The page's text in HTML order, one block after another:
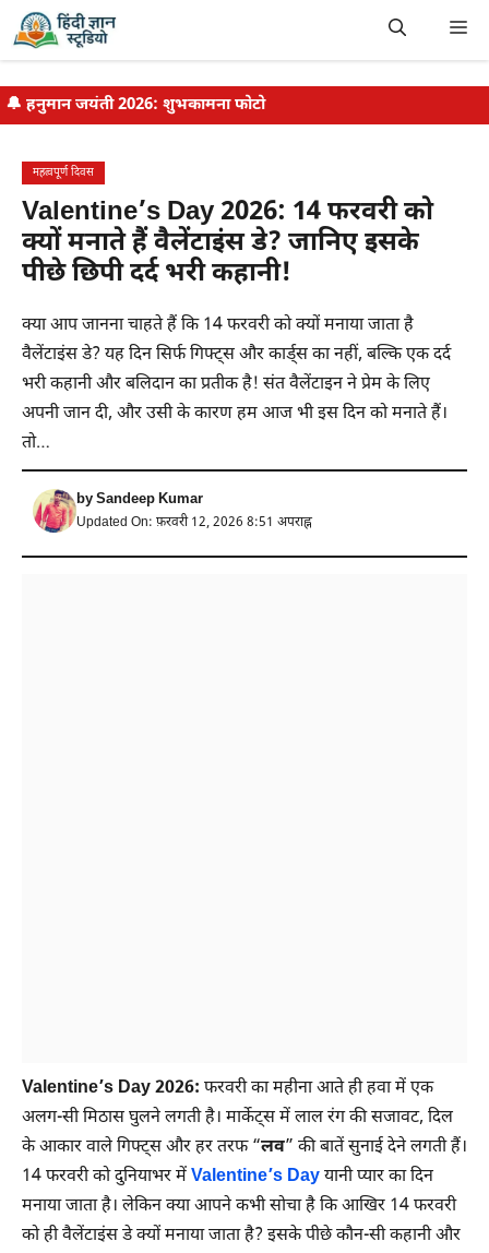
Skip
🔔 हनुमान जयंती 2026: शुभकामना फोटो
महत्वपूर्ण दिवस
Valentine’s Day 2026: 14 फरवरी को
क्यों मनाते हैं वैलेंटाइंस डे? जानिए इसके
पीछे छिपी दर्द भरी कहानी!
क्या आप जानना चाहते हैं कि 14 फरवरी को क्यों मनाया जाता है
वैलेंटाइंस डे? यह दिन सिर्फ गिफ्ट्स और कार्ड्स का नहीं, बल्कि एक दर्द
भरी कहानी और बलिदान का प्रतीक है! संत वैलेंटाइन ने प्रेम के लिए
अपनी जान दी, और उसी के कारण हम आज भी इस दिन को मनाते हैं।
तो…
bySandeep Kumar
Updated On: फ़रवरी 12, 2026 8:51 अपराह्न
Valentine’s Day 2026: फरवरी का महीना आते ही हवा में एक
अलग-सी मिठास घुलने लगती है। मार्केट्स में लाल रंग की सजावट, दिल
के आकार वाले गिफ्ट्स और हर तरफ “लव” की बातें सुनाई देने लगती हैं।
14 फरवरी को दुनियाभर मेंValentine’s Dayयानी प्यार का दिन
मनाया जाता है। लेकिन क्या आपने कभी सोचा है कि आखिर 14 फरवरी
को ही वैलेंटाइंस डे क्यों मनाया जाता है? इसके पीछे कौन-सी कहानी और